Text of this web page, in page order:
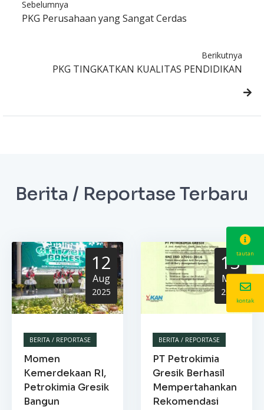
Sebelumnya
PKG Perusahaan yang Sangat Cerdas
Berikutnya
PKG TINGKATKAN KUALITAS PENDIDIKAN
Berita / Reportase Terbaru
12
Aug
2025
BERITA / REPORTASE
Momen
Kemerdekaan RI,
Petrokimia Gresik
Bangun
13
Mar
2025
BERITA / REPORTASE
PT Petrokimia
Gresik Berhasil
Mempertahankan
Rekomendasi
tautan
kontak